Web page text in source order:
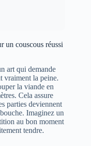
un couscous réussi
art qui demande
vraiment la peine.
la viande en
Cela assure
parties deviennent
Imaginez un
au bon moment
tendre.